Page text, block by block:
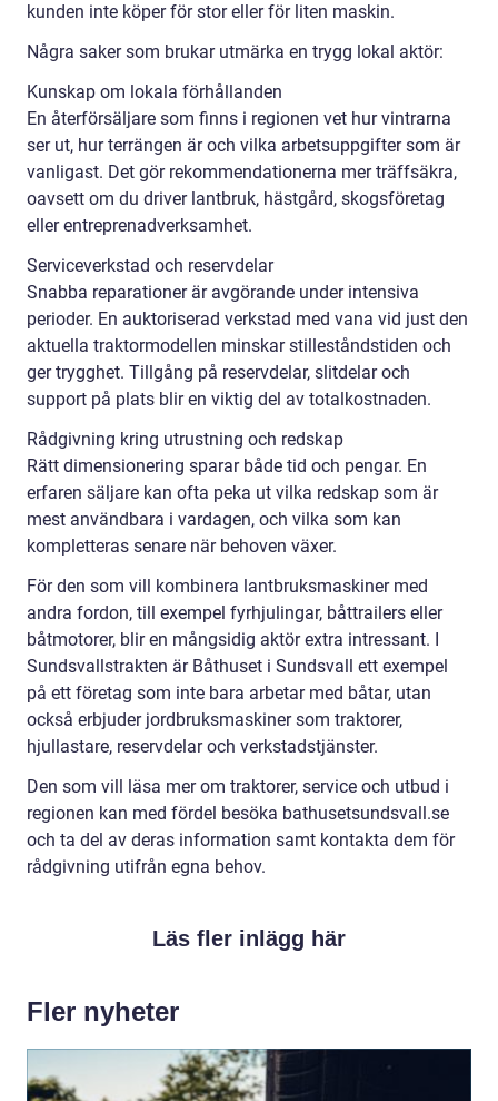
kunden inte köper för stor eller för liten maskin.
Några saker som brukar utmärka en trygg lokal aktör:
Kunskap om lokala förhållanden
En återförsäljare som finns i regionen vet hur vintrarna
ser ut, hur terrängen är och vilka arbetsuppgifter som är
vanligast. Det gör rekommendationerna mer träffsäkra,
oavsett om du driver lantbruk, hästgård, skogsföretag
eller entreprenadverksamhet.
Serviceverkstad och reservdelar
Snabba reparationer är avgörande under intensiva
perioder. En auktoriserad verkstad med vana vid just den
aktuella traktormodellen minskar stilleståndstiden och
ger trygghet. Tillgång på reservdelar, slitdelar och
support på plats blir en viktig del av totalkostnaden.
Rådgivning kring utrustning och redskap
Rätt dimensionering sparar både tid och pengar. En
erfaren säljare kan ofta peka ut vilka redskap som är
mest användbara i vardagen, och vilka som kan
kompletteras senare när behoven växer.
För den som vill kombinera lantbruksmaskiner med
andra fordon, till exempel fyrhjulingar, båttrailers eller
båtmotorer, blir en mångsidig aktör extra intressant. I
Sundsvallstrakten är Båthuset i Sundsvall ett exempel
på ett företag som inte bara arbetar med båtar, utan
också erbjuder jordbruksmaskiner som traktorer,
hjullastare, reservdelar och verkstadstjänster.
Den som vill läsa mer om traktorer, service och utbud i
regionen kan med fördel besöka bathusetsundsvall.se
och ta del av deras information samt kontakta dem för
rådgivning utifrån egna behov.
Läs fler inlägg här
Fler nyheter